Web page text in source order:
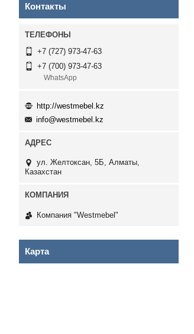
Контакты
+7 (727) 973-47-63
+7 (700) 973-47-63
WhatsApp
http://westmebel.kz
info@westmebel.kz
ул. Желтоксан, 5Б, Алматы,
Казахстан
Компания "Westmebel"
Карта